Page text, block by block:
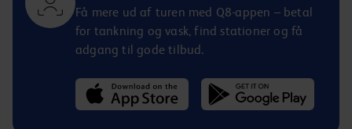
Få mere ud af turen med Q8-appen – betal
for tankning og vask, find stationer og få
adgang til gode tilbud.